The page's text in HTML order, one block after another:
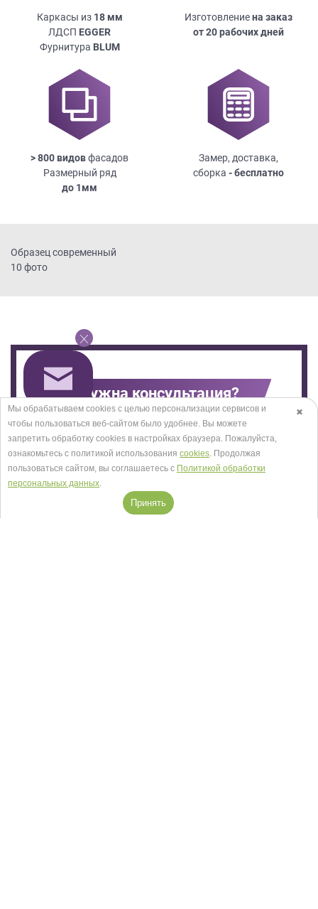
Каркасы из 18мм
ЛДСП EGGER
Фурнитура BLUM
Изготовлениена заказ
от 20 рабочих дней
> 800 видовфасадов
Размерный ряд
до 1мм
Замер, доставка,
сборка - бесплатно
Образец современный
10 фото
Нужна консультация?
ОТПРАВИТЬ
✖
Мы обрабатываем cookies с целью персонализации сервисов и
чтобы пользоваться веб-сайтом было удобнее. Вы можете
запретить обработку сookies в настройках браузера. Пожалуйста,
ознакомьтесь с политикой использования cookies. Продолжая
пользоваться сайтом, вы соглашаетесь с Политикой обработки
персональных данных.
Принять